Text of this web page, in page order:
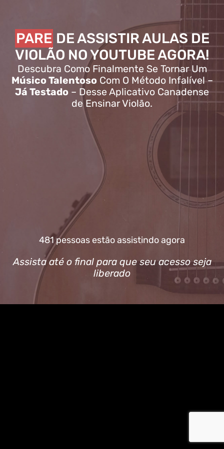
PARE DE ASSISTIR AULAS DE
VIOLÃO NO YOUTUBE AGORA!
Descubra Como Finalmente Se Tornar Um
Músico TalentosoCom O Método Infalível –
Já Testado – Desse Aplicativo Canadense
de Ensinar Violão.
481 pessoas estão assistindo agora
Assista até o final para que seu acesso seja
liberado